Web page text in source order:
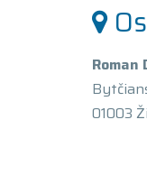
Roman
01003